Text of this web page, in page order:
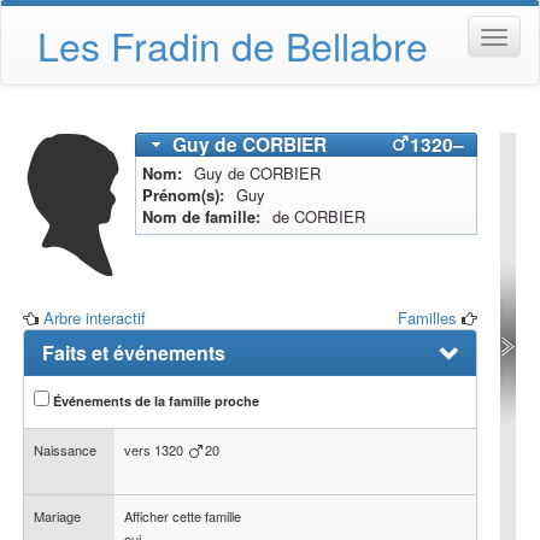
Les Fradin de Bellabre
Guyde CORBIER 1320–
Nom Guyde CORBIER
Prénom(s)
Guy
Nom de famille
de CORBIER
Arbre interactif Familles
Faits et événements
Événements de la famille proche
Naissance vers 1320 20
Mariage
Afficher cette famille